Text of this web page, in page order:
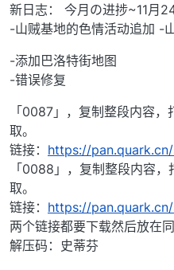
新日志： 今月の进捗~11月
-山贼基地的色情活动追加 -
-添加巴洛特街地图
-错误修复
「0087」，复制整段内容
取。
链接： https://
「0088」，复制整段内容
取。
链接： https://
两个链接都要下载然后放在
解压码：史蒂芬